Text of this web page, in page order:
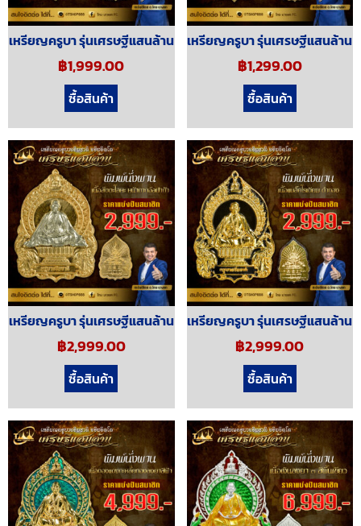
เหรียญครูบา รุ่นเศรษฐีแสนล้าน
฿1,999.00
ซื้อสินค้า
เหรียญครูบา รุ่นเศรษฐีแสนล้าน
฿1,299.00
ซื้อสินค้า
เหรียญครูบา รุ่นเศรษฐีแสนล้าน
฿2,999.00
ซื้อสินค้า
เหรียญครูบา รุ่นเศรษฐีแสนล้าน
฿2,999.00
ซื้อสินค้า